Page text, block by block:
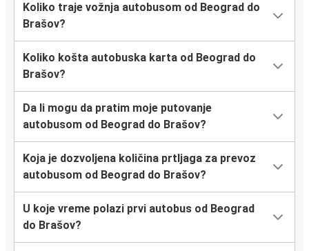
Koliko traje vožnja autobusom od Beograd do
Brašov?
Koliko košta autobuska karta od Beograd do
Brašov?
Da li mogu da pratim moje putovanje
autobusom od Beograd do Brašov?
Koja je dozvoljena količina prtljaga za prevoz
autobusom od Beograd do Brašov?
U koje vreme polazi prvi autobus od Beograd
do Brašov?